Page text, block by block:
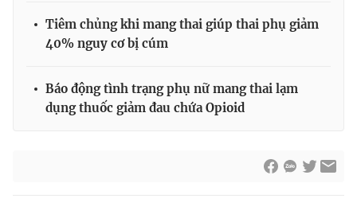
Tiêm chủng khi mang thai giúp thai phụ giảm
40% nguy cơ bị cúm
Báo động tình trạng phụ nữ mang thai lạm
dụng thuốc giảm đau chứa Opioid